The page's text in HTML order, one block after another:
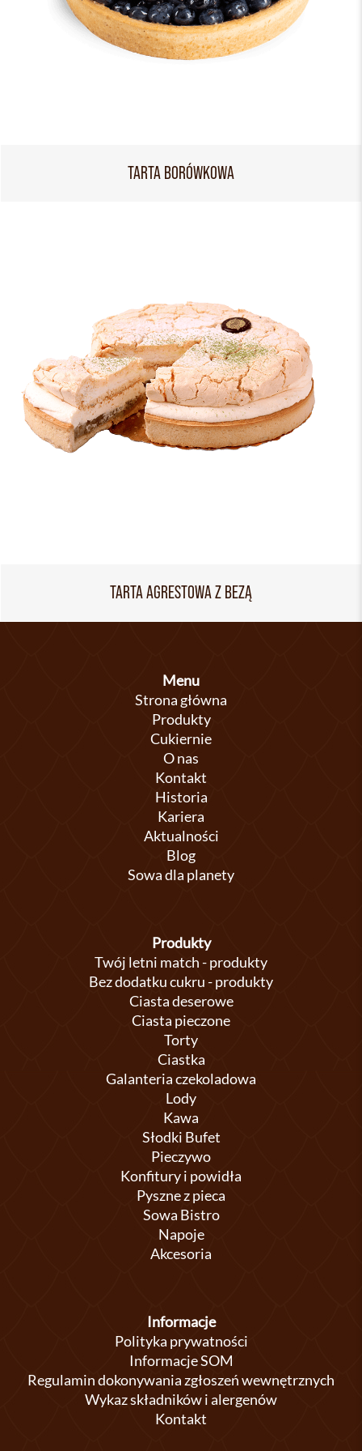
TARTA BORÓWKOWA
TARTA AGRESTOWA Z BEZĄ
Menu
Strona główna
Produkty
Cukiernie
O nas
Kontakt
Historia
Kariera
Aktualności
Blog
Sowa dla planety
Produkty
Twój letni match - produkty
Bez dodatku cukru - produkty
Ciasta deserowe
Ciasta pieczone
Torty
Ciastka
Galanteria czekoladowa
Lody
Kawa
Słodki Bufet
Pieczywo
Konfitury i powidła
Pyszne z pieca
Sowa Bistro
Napoje
Akcesoria
Informacje
Polityka prywatności
Informacje SOM
Regulamin dokonywania zgłoszeń wewnętrznych
Wykaz składników i alergenów
Kontakt